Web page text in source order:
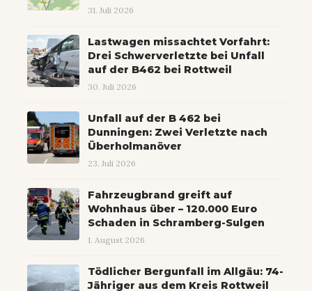
31. Juli 2026
Lastwagen missachtet Vorfahrt:
Drei Schwerverletzte bei Unfall
auf der B462 bei Rottweil
30. Juli 2026
Unfall auf der B 462 bei
Dunningen: Zwei Verletzte nach
Überholmanöver
23. Juli 2026
Fahrzeugbrand greift auf
Wohnhaus über – 120.000 Euro
Schaden in Schramberg-Sulgen
1. August 2026
Tödlicher Bergunfall im Allgäu: 74-
Jähriger aus dem Kreis Rottweil